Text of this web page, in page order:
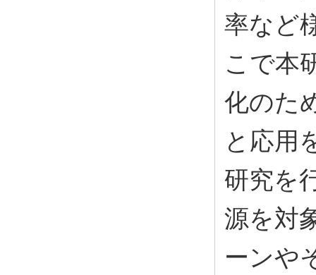
率など
こで本
化のた
と応用
研究を
源を対
ーンや